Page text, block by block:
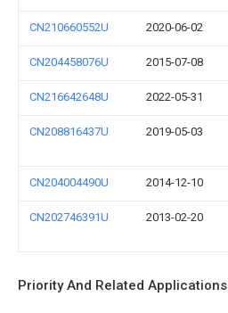
CN210660552U 2020-06-02
CN204458076U 2015-07-08
CN216642648U 2022-05-31
CN208816437U 2019-05-03
CN204004490U 2014-12-10
CN202746391U 2013-02-20
Priority And Related Applications